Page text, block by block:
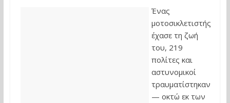
Ένας
μοτοσικλετιστής
έχασε τη ζωή
του, 219
πολίτες και
αστυνομικοί
τραυματίστηκαν
— οκτώ εκ των